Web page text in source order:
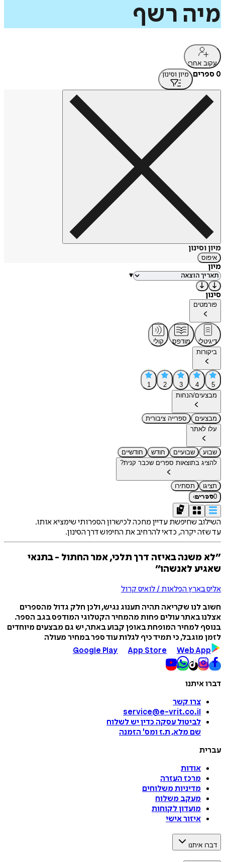
מיה רשף
עקוב אחרי
0 ספרים מיון וסינון
מיון וסינון
איפוס
מיון
▾
סינון
פורמטים
דיגיטלי מודפס
קולי
ביקורות
5
4
3
2
1
מבצעים/הנחות
מבצעים
ספרייה ציבורית
עלו לאתר
שבוע שבועיים חודש
חודשיים
להציג בתוצאות ספרים שכבר קנית?
תציגו
תסתירו
0ספרים›
השילוב שחיפשת עדיין מחכה לכישרון הספרותי שימציא אותו.
עד שזה יקרה, כדאי להרחיב את החיפוש דרך הסינון.
״לא משנה באיזה דרך תלכי, אמר החתול - בתנאי
שאגיע לאנשהו״
אליס בארץ הפלאות / לואיס קרול
חשוב לנו שקריאה תהיה תענוג נגיש, ולכן חלק גדול מהספרים
אצלנו באתר עולים פחות מהמחיר הקטלוגי המודפס בגב הספר.
בנוסף למחיר המופחת באופן קבוע באתר, יש גם מבצעים מיוחדים
לזמן מוגבל, כי תמיד כיף לגלות עוד ספר במחיר מעולה
Google Play
App Store Web App
דברו איתנו
צרו קשר
service@e-vrit.co.il
לביטול עסקה כדין יש לשלוח
שם מלא, ת.ז ומס' הזמנה
עברית
אודות
מרכז העזרה
מדיניות משלוחים
מעקב משלוח
מועדון לקוחות
איזור אישי
דברו איתנו